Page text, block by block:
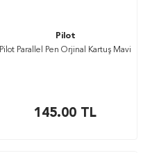
Pilot
Pilot Parallel Pen Orjinal Kartuş Mavi
145.00 TL